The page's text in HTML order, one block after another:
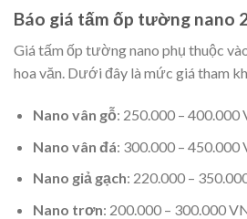
Báo giá tấm ốp tường nano
Giá tấm ốp tường nano phụ thuộc
hoa văn. Dưới đây là mức giá tham
Nano vân gỗ: 250.000 –
Nano vân đá: 300.000 –
Nano giả gạch: 220.000 –
Nano trơn: 200.000 – 300.000